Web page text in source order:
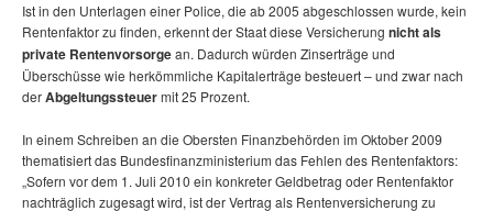
Ist in den Unterlagen einer Police, die ab 2005 abgeschlossen wurde, kein
Rentenfaktor zu finden, erkennt der Staat diese Versicherung nicht als
private Rentenvorsorgean. Dadurch würden Zinserträge und
Überschüsse wie herkömmliche Kapitalerträge besteuert – und zwar nach
derAbgeltungssteuermit 25 Prozent.
In einem Schreiben an die Obersten Finanzbehörden im Oktober 2009
thematisiert das Bundesfinanzministerium das Fehlen des Rentenfaktors:
„Sofern vor dem 1. Juli 2010 ein konkreter Geldbetrag oder Rentenfaktor
nachträglich zugesagt wird, ist der Vertrag als Rentenversicherung zu